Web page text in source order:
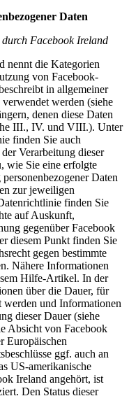
Daten
Facebook Ireland
nennt die Kategorien
von Facebook-
in allgemeiner
werden (siehe
denen diese Daten
III., IV. und VIII.). Unter
finden Sie auch
Verarbeitung dieser
wie Sie eine erfolgte
Daten
zur jeweiligen
finden Sie
auf Auskunft,
gegenüber Facebook
diesem Punkt finden Sie
gegen bestimmte
Nähere Informationen
Hilfe-Artikel. In der
über die Dauer, für
werden und Informationen
dieser Dauer (siehe
Absicht von Facebook
Europäischen
ggf. auch an
US-amerikanische
Ireland angehört, ist
Den Status dieser